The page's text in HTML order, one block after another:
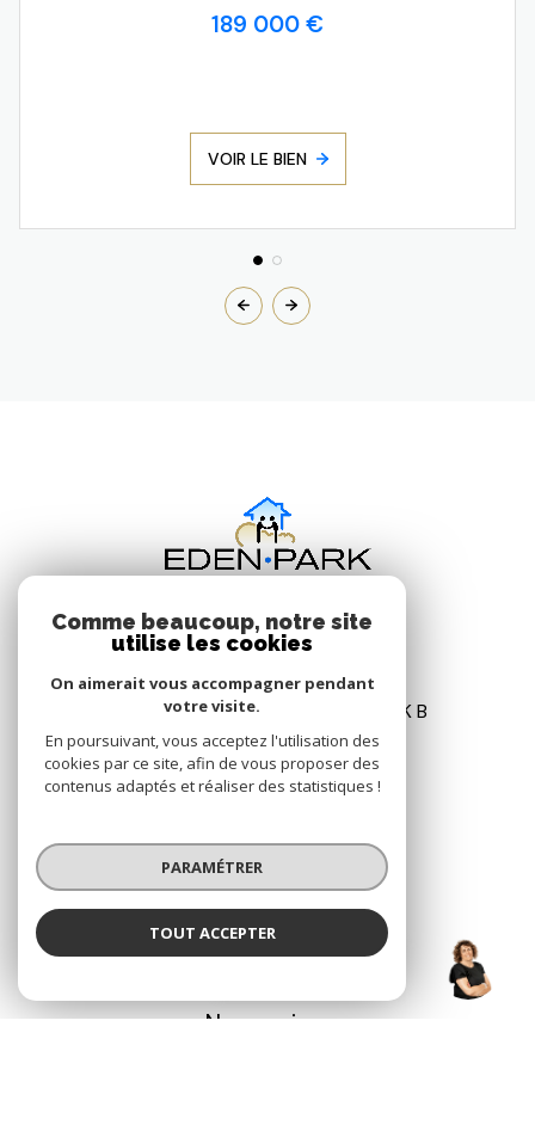
NATHALIE JASNAULT
189 000 €
VOIR LE BIEN
EDEN PARK IMMOBILIER
85 RUE JEAN CARRARA, EDEN PARK B
83600FRÉJUS
04 94 53 91 91
06 64 81 66 32
contact@edenpark-immo.fr
Nous suivre
Comme beaucoup, notre site
utilise les cookies
On aimerait vous accompagner pendant
votre visite.
En poursuivant, vous acceptez l'utilisation des
cookies par ce site, afin de vous proposer des
contenus adaptés et réaliser des statistiques !
PARAMÉTRER
TOUT ACCEPTER